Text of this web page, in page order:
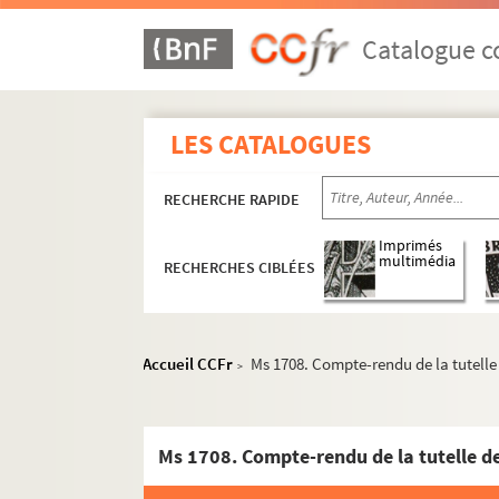
Catalogue
LES CATALOGUES
RECHERCHE RAPIDE
RECHERCHES CIBLÉES
Imprimés
multimédia
Accueil CCFr > Ms 1708. Compte-rendu de la
Ms 1708. Compte-rendu de la tutelle
Ms 1652 à 1675. Histoire de la Franche-Comté
Ms 1676 à 1719. Histoire de la noblesse,